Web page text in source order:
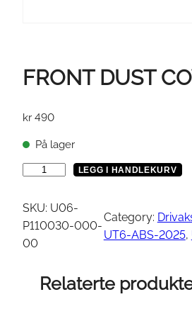
FRONT DUST
kr 490
På lager
O
N
T
LEGG I HANDLEKURV
SKU: U06-
P110030-000-
00
Category:
UT6-ABS-2025,
Relaterte